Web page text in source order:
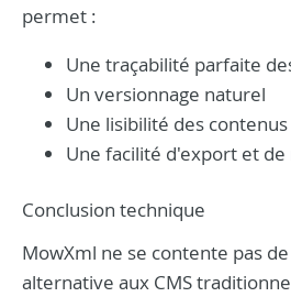
permet :
Une traçabilité parfaite
Un versionnage naturel
Une lisibilité des contenus
Une facilité d'export et
Conclusion technique
MowXml ne se contente pas
alternative aux CMS